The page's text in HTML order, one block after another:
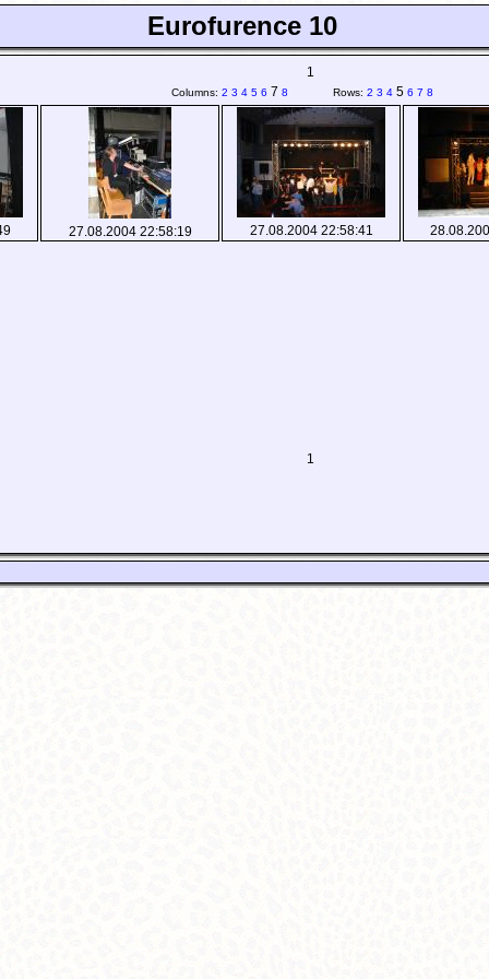
Eurofurence 10
1
Columns:2 3 4 5 6 7 8 Rows:2 3 4 5 6 7 8
27.08.2004 22:58:19 27.08.2004 22:58:41
1